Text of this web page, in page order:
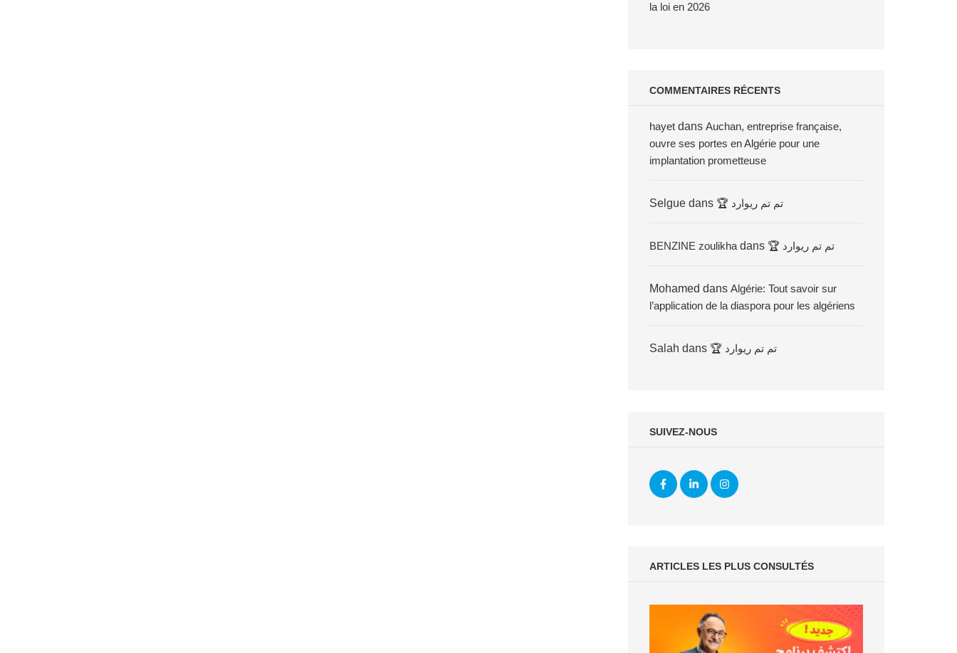
la loi en 2026
COMMENTAIRES RÉCENTS
hayet dansAuchan, entreprise française,
ouvre ses portes en Algérie pour une
implantation prometteuse
Selgue dans 🏆 تم تم ريوارد
BENZINE zoulikha dans 🏆 تم تم ريوارد
Mohamed dansAlgérie: Tout savoir sur
l’application de la diaspora pour les algériens
Salah dans 🏆 تم تم ريوارد
SUIVEZ-NOUS
ARTICLES LES PLUS CONSULTÉS